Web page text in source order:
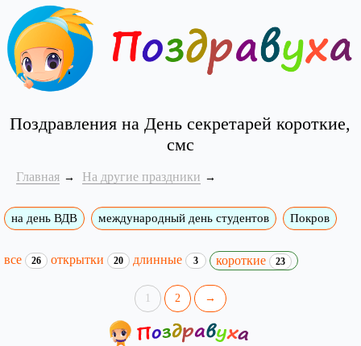
Поздравления на День секретарей короткие,
смс
Главная На другие праздники
на день ВДВ международный день студентов Покров
все 26 открытки 20 длинные 3 короткие 23
1 2 →